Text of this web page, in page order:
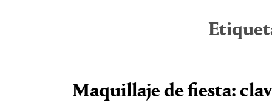
Maquillaje de fiesta: